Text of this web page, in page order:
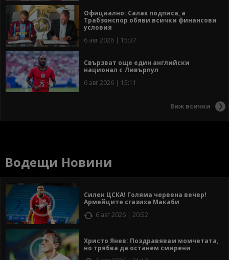
Официално: Салах подписа, а
Трабзонспор обяви всички финансови
условия
6 авг 2026 | 15:37
Свързват още един английски
национал с Ливърпул
6 авг 2026 | 15:11
Виж всички
Водещи Новини
Силен ЦСКА! Голяма червена вечер!
Армейците сгазиха Макаби
6 авг 2026 | 20:52
Христо Янев: Поздравявам момчетата,
но трябва да останем смирени